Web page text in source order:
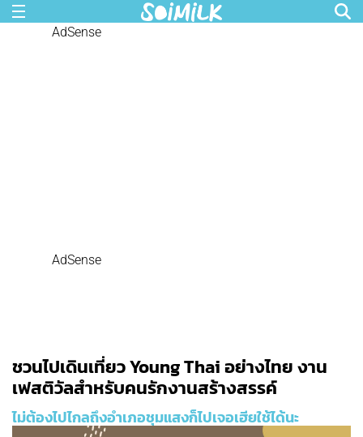
AdSense
AdSense
ชวนไปเดินเที่ยว Young Thai อย่างไทย งาน
เฟสติวัลสำหรับคนรักงานสร้างสรรค์
ไม่ต้องไปไกลถึงอำเภอชุมแสงก็ไปเจอเฮียใช้ได้นะ